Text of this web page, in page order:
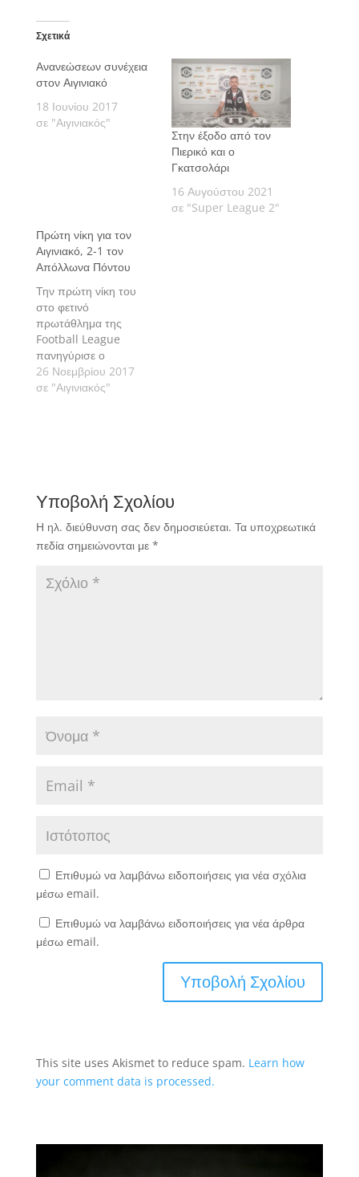
Σχετικά
Ανανεώσεων συνέχεια
στον Αιγινιακό
18 Ιουνίου 2017
σε "Αιγινιακός"
Στην έξοδο από τον
Πιερικό και ο
Γκατσολάρι
16 Αυγούστου 2021
σε "Super League 2"
Πρώτη νίκη για τον
Αιγινιακό, 2-1 τον
Απόλλωνα Πόντου
Την πρώτη νίκη του
στο φετινό
πρωτάθλημα της
Football League
πανηγύρισε ο
Αιγινιακός, ο οποίος
κέρδισε 2-1 τον
προσπάθεια που κάνει
για παραμονή στην
κατηγορία.
26 Νοεμβρίου 2017
σε "Αιγινιακός"
Υποβολή Σχολίου
Η ηλ. διεύθυνση σας δεν δημοσιεύεται. Τα υποχρεωτικά
πεδία σημειώνονται με *
Επιθυμώ να λαμβάνω ειδοποιήσεις για νέα σχόλια
μέσω email.
Επιθυμώ να λαμβάνω ειδοποιήσεις για νέα άρθρα
μέσω email.
This site uses Akismet to reduce spam. Learn how
your comment data is processed.